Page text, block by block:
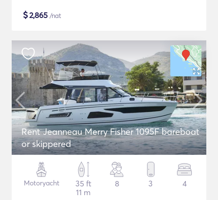
$2,865 /nat
Rent Jeanneau Merry Fisher 1095F bareboat
or skippered
Motoryacht
35 ft
11 m
8 3 4